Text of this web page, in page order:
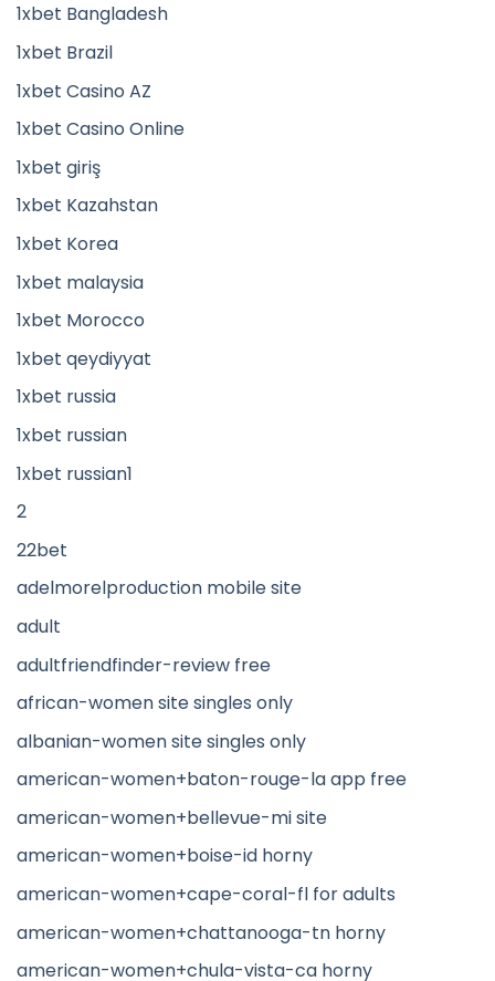
1xbet Bangladesh
1xbet Brazil
1xbet Casino AZ
1xbet Casino Online
1xbet giriş
1xbet Kazahstan
1xbet Korea
1xbet malaysia
1xbet Morocco
1xbet qeydiyyat
1xbet russia
1xbet russian
1xbet russian1
2
22bet
adelmorelproduction mobile site
adult
adultfriendfinder-review free
african-women site singles only
albanian-women site singles only
american-women+baton-rouge-la app free
american-women+bellevue-mi site
american-women+boise-id horny
american-women+cape-coral-fl for adults
american-women+chattanooga-tn horny
american-women+chula-vista-ca horny